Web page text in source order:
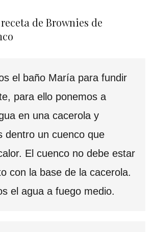
de Brownies de
el baño María para fundir
para ello ponemos a
en una cacerola y
dentro un cuenco que
El cuenco no debe estar
con la base de la cacerola.
el agua a fuego medio.